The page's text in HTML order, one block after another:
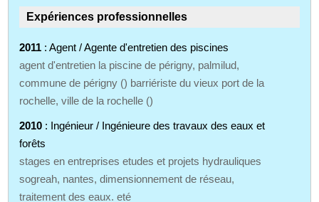
Expériences professionnelles
2011 : Agent / Agente d'entretien des piscines
agent d'entretien la piscine de périgny, palmilud,
commune de périgny () barriériste du vieux port de la
rochelle, ville de la rochelle ()
2010 : Ingénieur / Ingénieure des travaux des eaux et
forêts
stages en entreprises etudes et projets hydrauliques
sogreah, nantes, dimensionnement de réseau,
traitement des eaux. eté